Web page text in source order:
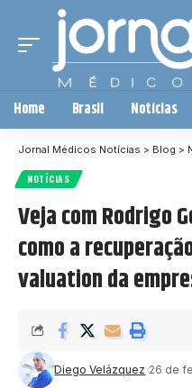
Home Brasil Notícias
Jornal Médicos Notícias > Blog >
NOTÍCIAS
Veja com Rodrigo
como a
valuation da
Diego Velázquez 26 de